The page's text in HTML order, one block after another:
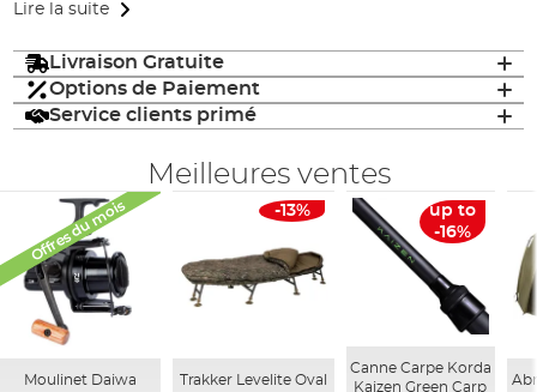
Lire la suite
Livraison Gratuite
Options de Paiement
Service clients primé
Meilleures ventes
Offres du mois
Moulinet Daiwa
-13%
Trakker Levelite Oval
up to
-16%
Canne Carpe Korda
Kaizen Green Carp